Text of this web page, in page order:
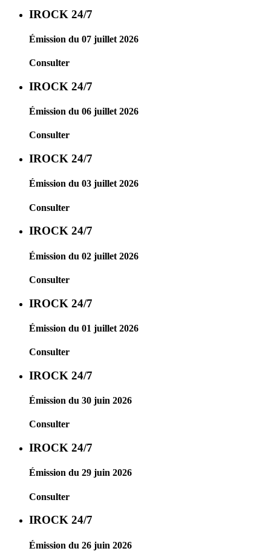
IROCK 24/7
Émission du 07 juillet 2026
Consulter
IROCK 24/7
Émission du 06 juillet 2026
Consulter
IROCK 24/7
Émission du 03 juillet 2026
Consulter
IROCK 24/7
Émission du 02 juillet 2026
Consulter
IROCK 24/7
Émission du 01 juillet 2026
Consulter
IROCK 24/7
Émission du 30 juin 2026
Consulter
IROCK 24/7
Émission du 29 juin 2026
Consulter
IROCK 24/7
Émission du 26 juin 2026